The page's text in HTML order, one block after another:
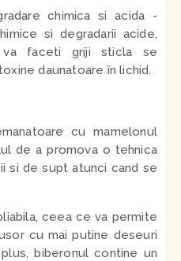
chimica si acida -
si degradarii acide,
faceti griji sticla se
daunatoare în lichid.
cu mamelonul
de a promova o tehnica
si de supt atunci cand se
ceea ce va permite
cu mai putine deseuri
biberonul contine un